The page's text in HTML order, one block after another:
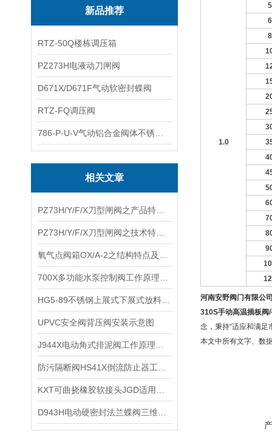
新品推荐
RTZ-50Q楼栋调压箱
PZ273H电液动刀闸阀
D671X/D671F气动软密封蝶阀
RTZ-FQ调压阀
相关文章
​UPVC安全阀背压阀安装示意图
1.0
河南安野阀门有限公
310S手动高温插板阀/
念，秉持“适应和满
本文中所有文字、数